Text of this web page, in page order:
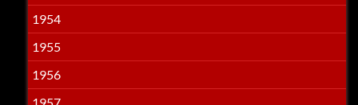
1954
1955
1956